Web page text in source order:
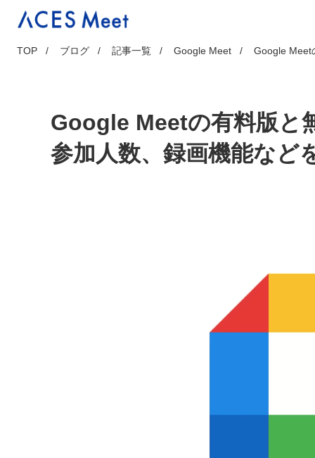
TOP ブログ 記事一覧 Google Meet Google Meet
Google Meetの有料版と
参加人数、録画機能など